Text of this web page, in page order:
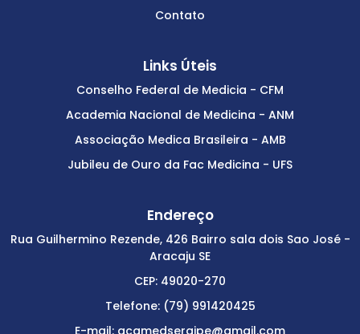
Contato
Links Úteis
Conselho Federal de Medicia - CFM
Academia Nacional de Medicina - ANM
Associação Medica Brasileira - AMB
Jubileu de Ouro da Fac Medicina - UFS
Endereço
Rua Guilhermino Rezende, 426 Bairro sala dois Sao José -
Aracaju SE
CEP: 49020-270
Telefone: (79) 991420425